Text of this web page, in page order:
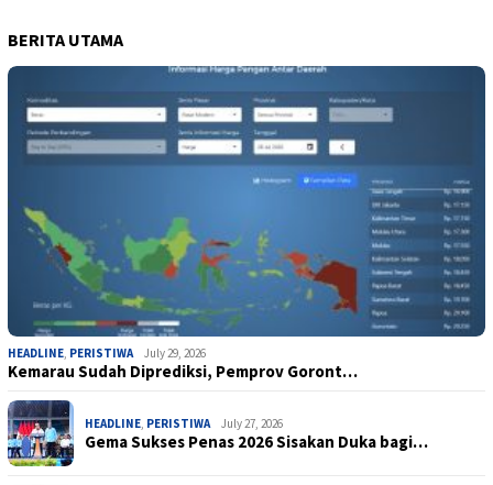
BERITA UTAMA
HEADLINE, PERISTIWA July 29, 2026
Kemarau Sudah Diprediksi, Pemprov Goront…
HEADLINE, PERISTIWA July 27, 2026
Gema Sukses Penas 2026 Sisakan Duka bagi…